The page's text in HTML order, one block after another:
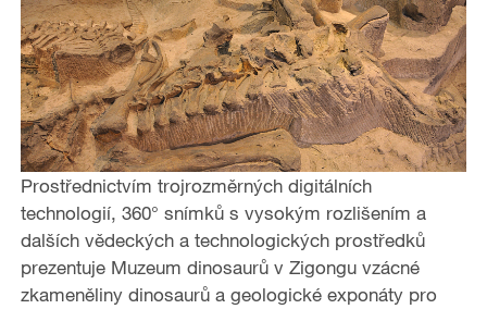
Prostřednictvím trojrozměrných digitálních
technologií, 360° snímků s vysokým rozlišením a
dalších vědeckých a technologických prostředků
prezentuje Muzeum dinosaurů v Zigongu vzácné
zkameněliny dinosaurů a geologické exponáty pro